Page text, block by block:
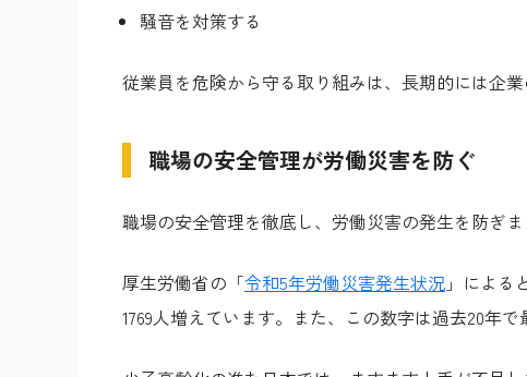
騒音を対策する
従業員を危険から守る取り組みは、長期的には企
職場の安全管理が労働災害を防ぐ
職場の安全管理を徹底し、労働災害の発生を防ぎま
厚生労働省の「令和5年労働災害発生状況」による
1769人増えています。また、この数字は過去20年で